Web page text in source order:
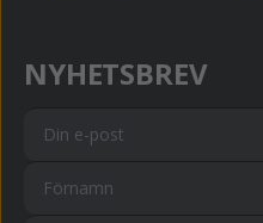
NYHETSBREV